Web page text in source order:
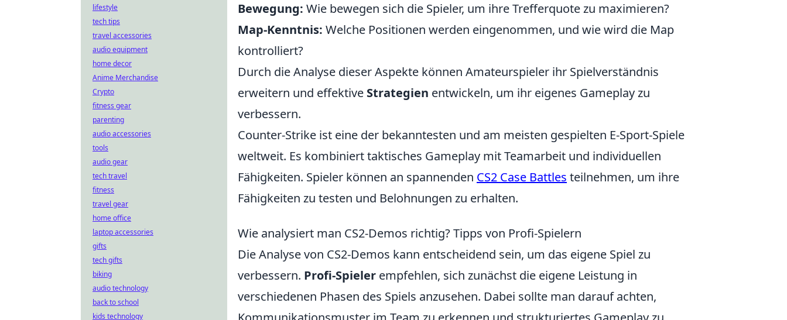
Bewegung: Wie bewegen sich die Spieler, um ihre Trefferquote zu maximieren?
Map-Kenntnis: Welche Positionen werden eingenommen, und wie wird die Map
kontrolliert?
Durch die Analyse dieser Aspekte können Amateurspieler ihr Spielverständnis
erweitern und effektive Strategien entwickeln, um ihr eigenes Gameplay zu
verbessern.
Counter-Strike ist eine der bekanntesten und am meisten gespielten E-Sport-Spiele
weltweit. Es kombiniert taktisches Gameplay mit Teamarbeit und individuellen
Fähigkeiten. Spieler können an spannenden CS2 Case Battles teilnehmen, um ihre
Fähigkeiten zu testen und Belohnungen zu erhalten.
Wie analysiert man CS2-Demos richtig? Tipps von Profi-Spielern
Die Analyse von CS2-Demos kann entscheidend sein, um das eigene Spiel zu
verbessern. Profi-Spieler empfehlen, sich zunächst die eigene Leistung in
verschiedenen Phasen des Spiels anzusehen. Dabei sollte man darauf achten,
lifestyle
tech tips
travel accessories
audio equipment
home decor
Anime Merchandise
Crypto
fitness gear
parenting
audio accessories
tools
audio gear
tech travel
fitness
travel gear
home office
laptop accessories
gifts
tech gifts
biking
audio technology
back to school
kids technology